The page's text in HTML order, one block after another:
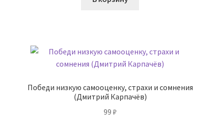
Победи низкую самооценку, страхи и сомнения
(Дмитрий Карпачёв)
99 ₽